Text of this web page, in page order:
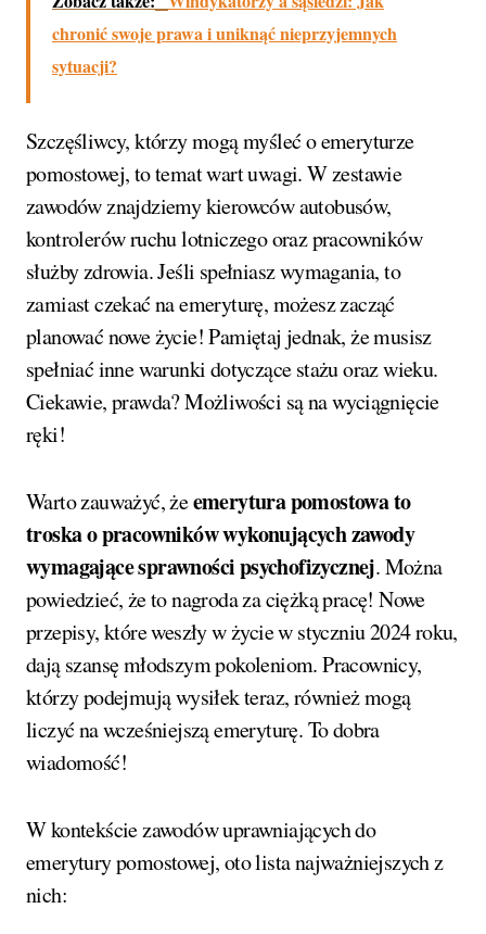
chronić swoje prawa i uniknąć nieprzyjemnych
sytuacji?
Szczęśliwcy, którzy mogą myśleć o emeryturze
pomostowej, to temat wart uwagi. W zestawie
zawodów znajdziemy kierowców autobusów,
kontrolerów ruchu lotniczego oraz pracowników
służby zdrowia. Jeśli spełniasz wymagania, to
zamiast czekać na emeryturę, możesz zacząć
planować nowe życie! Pamiętaj jednak, że musisz
spełniać inne warunki dotyczące stażu oraz wieku.
Ciekawie, prawda? Możliwości są na wyciągnięcie
ręki!
Warto zauważyć, żeemerytura pomostowa to
troska o pracowników wykonujących zawody
wymagające sprawności psychofizycznej. Można
powiedzieć, że to nagroda za ciężką pracę! Nowe
przepisy, które weszły w życie w styczniu 2024 roku,
dają szansę młodszym pokoleniom. Pracownicy,
którzy podejmują wysiłek teraz, również mogą
liczyć na wcześniejszą emeryturę. To dobra
wiadomość!
W kontekście zawodów uprawniających do
emerytury pomostowej, oto lista najważniejszych z
nich: